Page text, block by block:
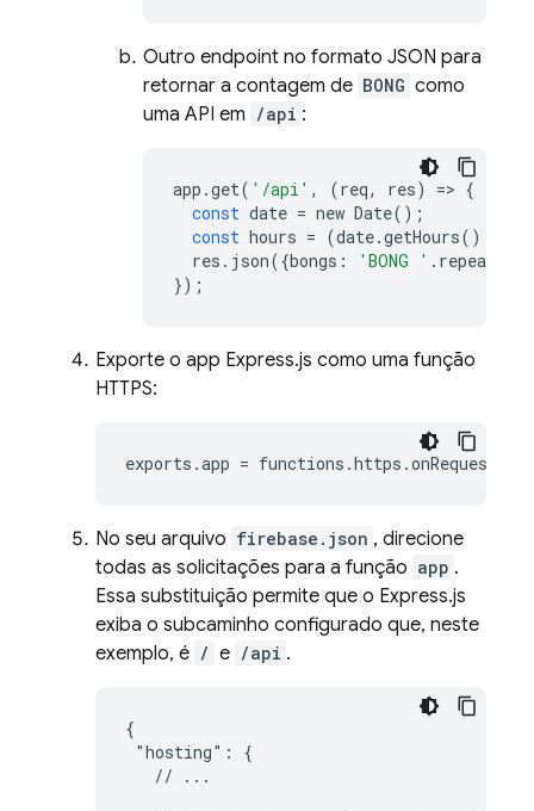
Outro endpoint no formato JSON para
retornar a contagem de BONG como
uma API em /api :
app .get( '/api' , (req, res) => {
const date = new Date();
const hours = (date.getHours()
res . json({bongs : 'BONG ' . repeat
});
Exporte o app Express.js como uma função
HTTPS:
exports .app = functions .https .onRequest
No seu arquivo firebase.json , direcione
todas as solicitações para a função app .
Essa substituição permite que o Express.js
exiba o subcaminho configurado que, neste
exemplo, é / e /api .
{
"hosting": {
   // ...